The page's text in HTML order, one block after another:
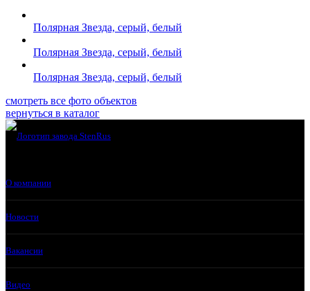
Полярная Звезда, серый, белый
Полярная Звезда, серый, белый
Полярная Звезда, серый, белый
смотреть все фото объектов
вернуться в каталог
О компании
Новости
Вакансии
Видео